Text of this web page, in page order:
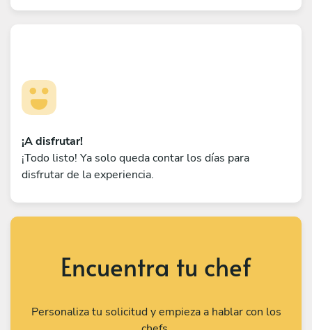
¡A disfrutar!
¡Todo listo! Ya solo queda contar los días para
disfrutar de la experiencia.
Encuentra tu chef
Personaliza tu solicitud y empieza a hablar con los